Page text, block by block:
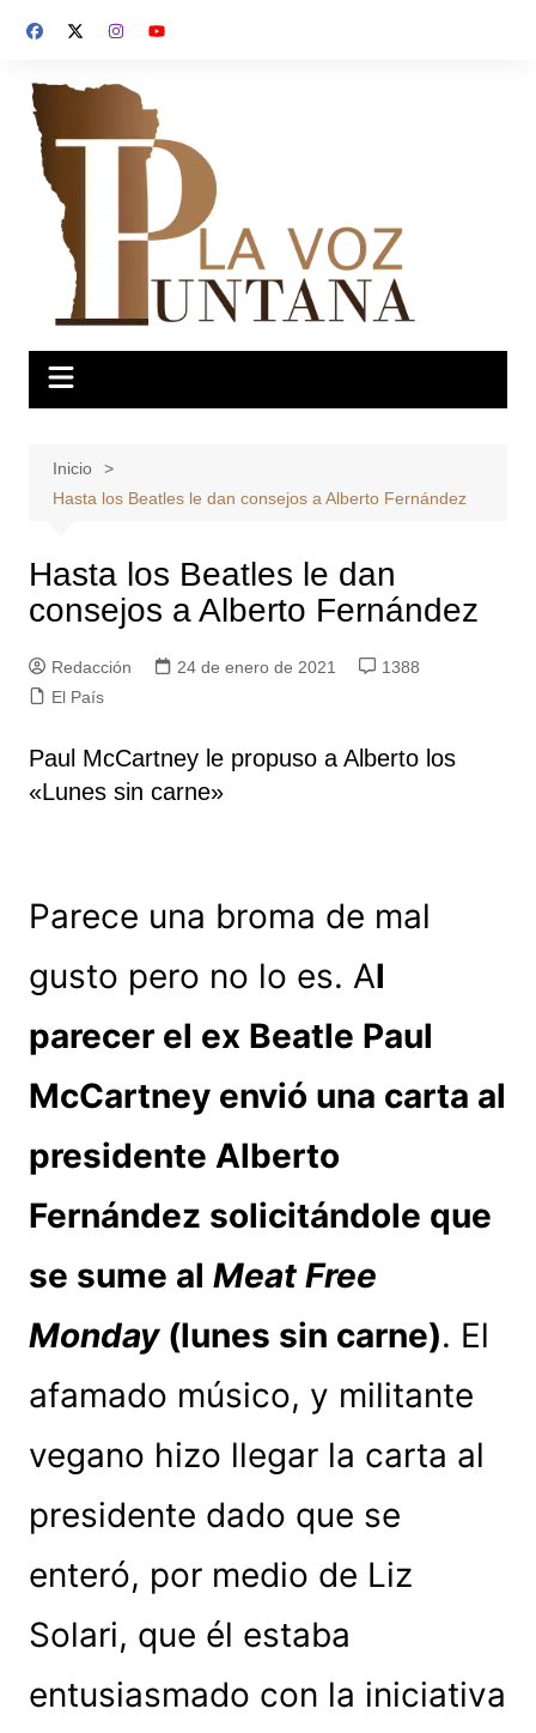
Inicio
Hasta los Beatles le dan consejos a Alberto Fernández
Hasta los Beatles le dan
consejos a Alberto Fernández
Redacción 24 de enero de 2021
1388
El País
Paul McCartney le propuso a Alberto los
«Lunes sin carne»
Parece una broma de mal
gusto pero no lo es. Al
parecer el ex Beatle Paul
McCartney envió una carta al
presidente Alberto
Fernández solicitándole que
se sume al Meat Free
Monday(lunes sin carne). El
afamado músico, y militante
vegano hizo llegar la carta al
presidente dado que se
enteró, por medio de Liz
Solari, que él estaba
entusiasmado con la iniciativa